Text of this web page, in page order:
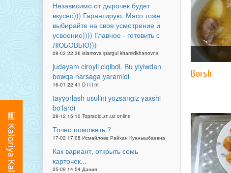
Независимо от дырочек будет
вкусно))) Гарантирую. Мясо тоже
выбирайте на свое усмотрение и
усвоение)))) Главное - готовить с
ЛЮБОВЬЮ)))
08-03 22:36 islamova ipargul khamidkhanovna
judayam ciroyli ciqibdi. Bu yiyiwdan
bowqa narsaga yaramidi
16-01 22:41 D i l i m
tayyorlash usulini yozsangiz yaxshi
bo'lardi
28-12 15:10 Topradio.zn.uz online
Точно поможеть ?
17-02 17:08 Исмайлова Райхан Куанышбаевна
Как вариант, открыть семь
карточек...
25-09 14:54 Дания
Borsh